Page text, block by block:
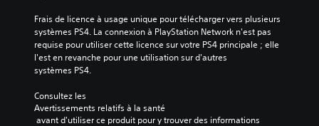
Frais de licence à usage unique pour télécharger vers plusieurs
systèmes PS4. La connexion à PlayStation Network n'est pas
requise pour utiliser cette licence sur votre PS4 principale ; elle
l'est en revanche pour une utilisation sur d'autres
systèmes PS4.
Consultez les
Avertissements relatifs à la santé